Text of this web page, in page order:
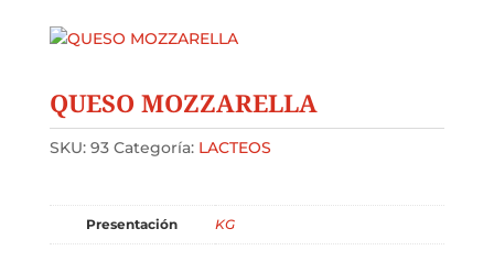
QUESO MOZZARELLA
SKU: 93 Categoría: LACTEOS
Presentación KG